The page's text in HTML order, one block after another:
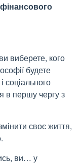
виберете, кого
будете
соціального
в першу чергу з
своє життя,
ви… у